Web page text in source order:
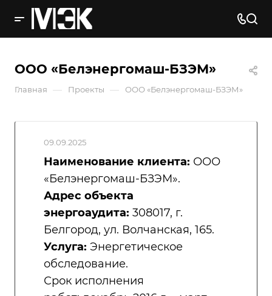
ООО «Белэнергомаш-БЗЭМ»
Главная — Проекты — ООО «Белэнергомаш-БЗЭМ»
09.09.2025
Наименование клиента: ООО
«Белэнергомаш-БЗЭМ».
Адрес объекта
энергоаудита: 308017, г.
Белгород, ул. Волчанская, 165.
Услуга: Энергетическое
обследование.
Срок исполнения